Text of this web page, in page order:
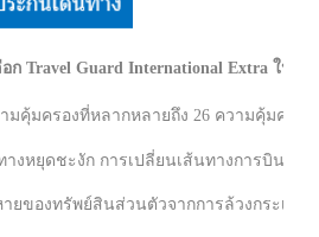
ก Travel Guard International Extra ให้ดู้
มคุ้มครองที่หลากหลายถึง 26 ความคุ้มครอง
ะงัก การเปลี่ยนเส้นทางการบิน และกา
พย์สินส่วนตัวจากการล้วงกระเป๋า หรื